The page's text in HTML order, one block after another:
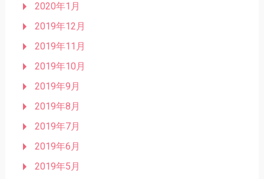
2020年1月
2019年12月
2019年11月
2019年10月
2019年9月
2019年8月
2019年7月
2019年6月
2019年5月